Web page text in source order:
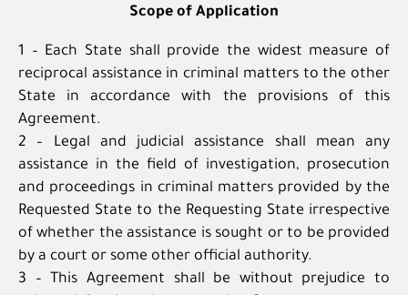
Scope of Application
1 – Each State shall provide the widest measure of
reciprocal assistance in criminal matters to the other
State in accordance with the provisions of this
Agreement.
2 – Legal and judicial assistance shall mean any
assistance in the field of investigation, prosecution
and proceedings in criminal matters provided by the
Requested State to the Requesting State irrespective
of whether the assistance is sought or to be provided
by a court or some other official authority.
3 – This Agreement shall be without prejudice to